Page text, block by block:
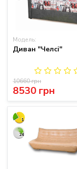
Модель:
Диван "Челсі"
8530 грн
10660 грн
1
24